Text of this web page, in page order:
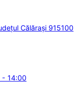
Călărași 915100
- 14:00